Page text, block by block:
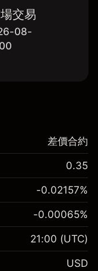
交易
08-
差價合約
0.35
-0.02157%
-0.00065%
21:00 (UTC)
USD